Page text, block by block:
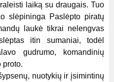
laiką su draugais. Tuo
slėpininga Paslėpto piratų
laukė tikrai nelengvas
itin sumaniai, todėl
gudrumo, komandinių
proto.
nuotykių ir įsimintinų